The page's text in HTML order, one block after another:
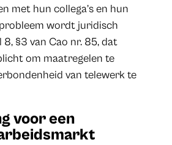
met hun collega’s en hun
wordt juridisch
§3 van Cao nr. 85, dat
om maatregelen te
van telewerk te
voor een